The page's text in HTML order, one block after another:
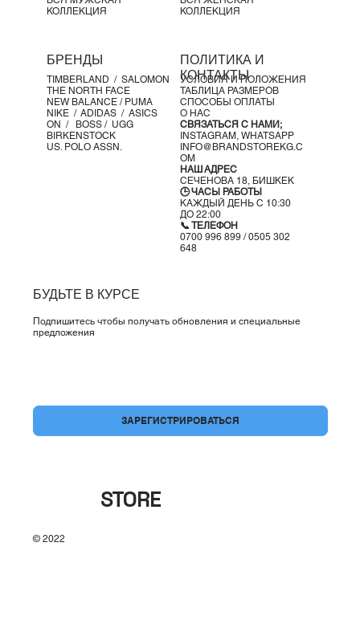
КОЛЛЕКЦИЯ
КОЛЛЕКЦИЯ
БРЕНДЫ
TIMBERLAND / SALOMON
THE NORTH FACE
NEW BALANCE / PUMA
NIKE / ADIDAS / ASICS
ON / BOSS / UGG
BIRKENSTOCK
US. POLO ASSN.
ПОЛИТИКА И
КОНТАКТЫ
УСЛОВИЯ И ПОЛОЖЕНИЯ
ТАБЛИЦА РАЗМЕРОВ
СПОСОБЫ ОПЛАТЫ
О НАС
СВЯЗАТЬСЯ С НАМИ;
INSTAGRAM, WHATSAPP
INFO@BRANDSTOREKG.C
OM
НАШ АДРЕС
СЕЧЕНОВА 18, БИШКЕК
🕒 ЧАСЫ РАБОТЫ
КАЖДЫЙ ДЕНЬ С 10:30
ДО 22:00
📞 ТЕЛЕФОН
0700 996 899 / 0505 302
648
БУДЬТЕ В КУРСЕ
Подпишитесь чтобы получать обновления и специальные
предложения
ЗАРЕГИСТРИРОВАТЬСЯ
STORE
© 2022